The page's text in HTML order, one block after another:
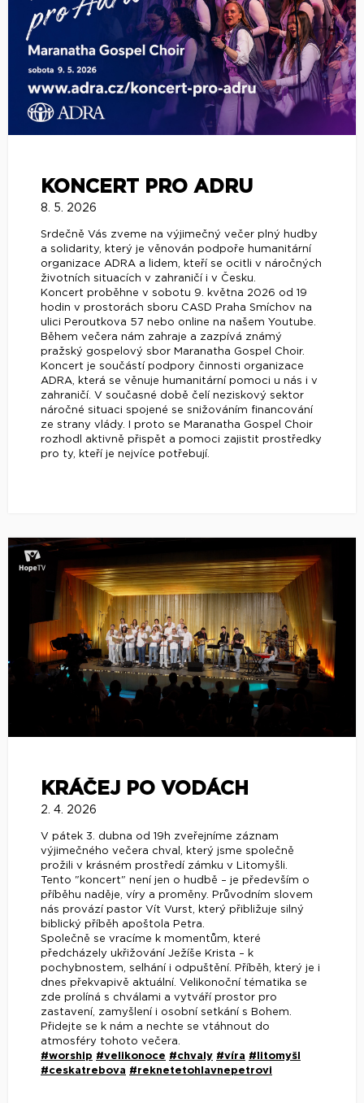
KONCERT PRO ADRU
8. 5. 2026
Srdečně Vás zveme na výjimečný večer plný hudby
a solidarity, který je věnován podpoře humanitární
organizace ADRA a lidem, kteří se ocitli v náročných
životních situacích v zahraničí i v Česku.
Koncert proběhne v sobotu 9. května 2026 od 19
hodin v prostorách sboru CASD Praha Smíchov na
ulici Peroutkova 57 nebo online na našem Youtube.
Během večera nám zahraje a zazpívá známý
pražský gospelový sbor Maranatha Gospel Choir.
Koncert je součástí podpory činnosti organizace
ADRA, která se věnuje humanitární pomoci u nás i v
zahraničí. V současné době čelí neziskový sektor
náročné situaci spojené se snižováním financování
ze strany vlády. I proto se Maranatha Gospel Choir
rozhodl aktivně přispět a pomoci zajistit prostředky
pro ty, kteří je nejvíce potřebují.
KRÁČEJ PO VODÁCH
2. 4. 2026
V pátek 3. dubna od 19h zveřejníme záznam
výjimečného večera chval, který jsme společně
prožili v krásném prostředí zámku v Litomyšli.
Tento "koncert" není jen o hudbě – je především o
příběhu naděje, víry a proměny. Průvodním slovem
nás provází pastor Vít Vurst, který přibližuje silný
biblický příběh apoštola Petra.
Společně se vracíme k momentům, které
předcházely ukřižování Ježíše Krista – k
pochybnostem, selhání i odpuštění. Příběh, který je i
dnes překvapivě aktuální. Velikonoční tématika se
zde prolíná s chválami a vytváří prostor pro
zastavení, zamyšlení i osobní setkání s Bohem.
Přidejte se k nám a nechte se vtáhnout do
atmosféry tohoto večera.
#worship #velikonoce #chvaly #víra #litomyšl
#ceskatrebova #reknetetohlavnepetrovi